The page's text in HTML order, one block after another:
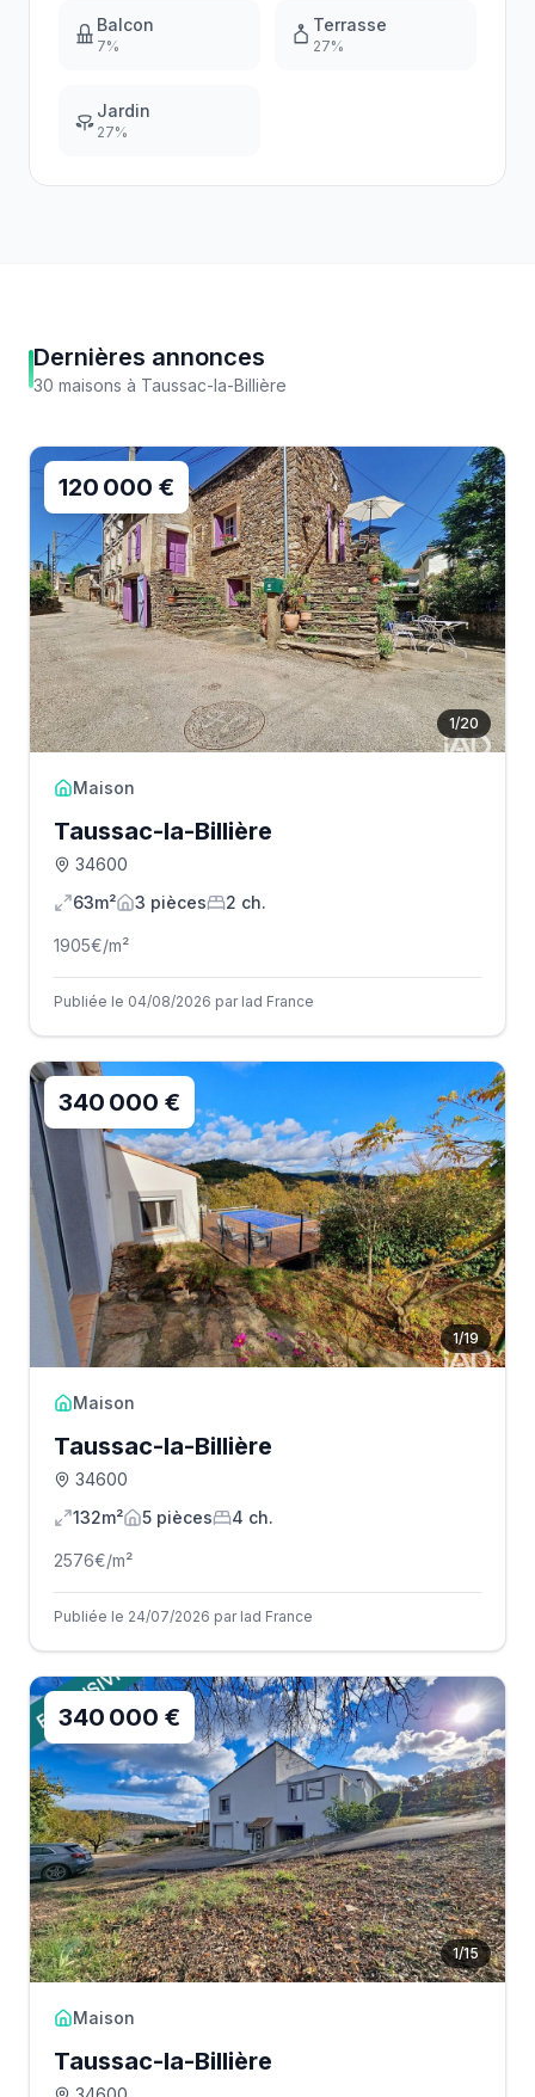
Balcon
7%
Terrasse
27%
Jardin
27%
Dernières annonces
30 maisons à Taussac-la-Billière
1/20
120 000 €
Maison
Taussac-la-Billière
34600
63m²
3 pièces 2 ch.
1905€/m²
Publiée le 04/08/2026 par Iad France
1/19
340 000 €
Maison
Taussac-la-Billière
34600
132m²
5 pièces 4 ch.
2576€/m²
Publiée le 24/07/2026 par Iad France
1/15
340 000 €
Maison
Taussac-la-Billière